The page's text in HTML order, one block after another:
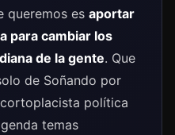
queremos es aportar
para cambiar los
de la gente. Que
de Soñando por
política
temas